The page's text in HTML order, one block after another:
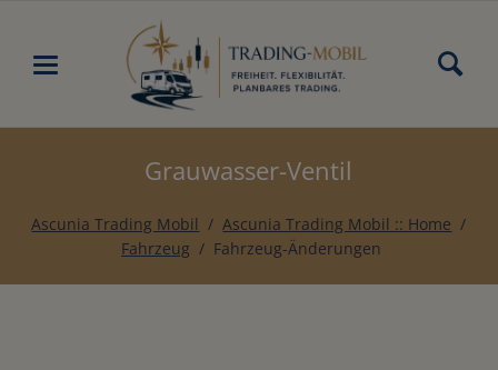
Grauwasser-Ventil
Ascunia Trading Mobil
Ascunia Trading Mobil :: Home
Fahrzeug
Fahrzeug-Änderungen